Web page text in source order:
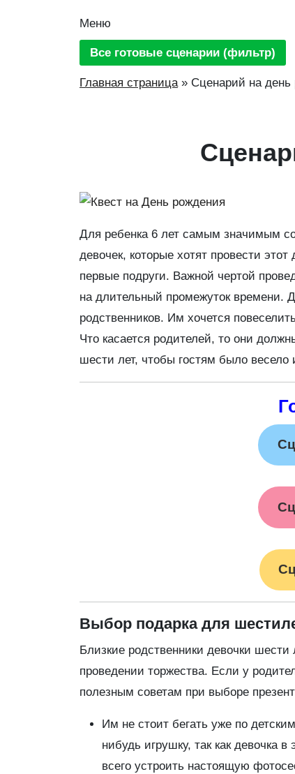
Меню
Все готовые сценарии (фильтр)
Главная страница» Сценарий на день
Для ребенка 6 лет самым значимым
девочек, которые хотят провести
первые подруги. Важной чертой
на длительный промежуток времени.
родственников. Им хочется
Что касается родителей, то они
шести лет, чтобы гостям было весело
Выбор подарка для
Близкие родственники девочки
проведении торжества. Если у
полезным советам при выборе
Им не стоит бегать уже по
нибудь игрушку, так как девочка
всего устроить настоящую